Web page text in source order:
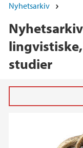
Nyhetsarkiv
studier